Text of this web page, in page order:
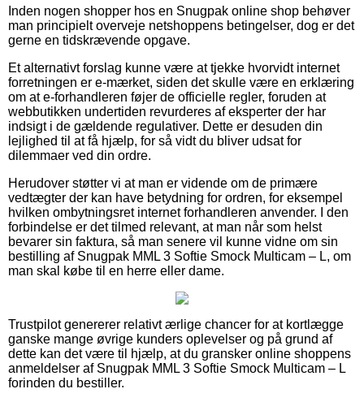
Inden nogen shopper hos en Snugpak online shop behøver
man principielt overveje netshoppens betingelser, dog er det
gerne en tidskrævende opgave.
Et alternativt forslag kunne være at tjekke hvorvidt internet
forretningen er e-mærket, siden det skulle være en erklæring
om at e-forhandleren føjer de officielle regler, foruden at
webbutikken undertiden revurderes af eksperter der har
indsigt i de gældende regulativer. Dette er desuden din
lejlighed til at få hjælp, for så vidt du bliver udsat for
dilemmaer ved din ordre.
Herudover støtter vi at man er vidende om de primære
vedtægter der kan have betydning for ordren, for eksempel
hvilken ombytningsret internet forhandleren anvender. I den
forbindelse er det tilmed relevant, at man når som helst
bevarer sin faktura, så man senere vil kunne vidne om sin
bestilling af Snugpak MML 3 Softie Smock Multicam – L, om
man skal købe til en herre eller dame.
Trustpilot genererer relativt ærlige chancer for at kortlægge
ganske mange øvrige kunders oplevelser og på grund af
dette kan det være til hjælp, at du gransker online shoppens
anmeldelser af Snugpak MML 3 Softie Smock Multicam – L
forinden du bestiller.